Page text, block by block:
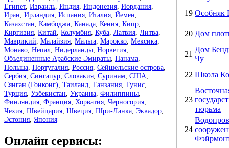
Египет, Израиль Индия Индонезия Иордания
Иран Ирландия Испания Италия Йемен
Казахстан Камбоджа Канада Кения Кипр
Киргизия Китай Колумбия Куба Латвия Литва
Маврикий Малайзия Мальта Марокко Мексика
Монако Непал Нидерланды Норвегия
Объединенные Арабские Эмираты Панама
Польша Португалия Россия Сейшельские острова
Сербия Сингапур Словакия Суринам США
Сянган (Гонконг) Таиланд Танзания Тунис
Турция Узбекистан Украина Филиппины
Финляндия Франция Хорватия Черногория
Чехия Швейцария Швеция Шри-Ланка Эквадор
Эстония Япония
Онлайн сервисы:
19 Особняк
20 Дом
21
Дом
Чу
22 Школа
23
тюрьма
24